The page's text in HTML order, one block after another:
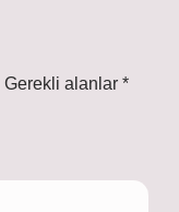
Gerekli alanlar *